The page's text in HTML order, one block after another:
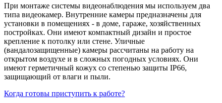
При монтаже системы видеонаблюдения мы используем два
типа видеокамер. Внутренние камеры предназначены для
установки в помещениях - в доме, гараже, хозяйственных
постройках. Они имеют компактный дизайн и простое
крепление к потолку или стене. Уличные
(вандалозащищенные) камеры рассчитаны на работу на
открытом воздухе и в сложных погодных условиях. Они
имеют герметичный кожух со степенью защиты IP66,
защищающий от влаги и пыли.
Когда готовы приступить к работе?